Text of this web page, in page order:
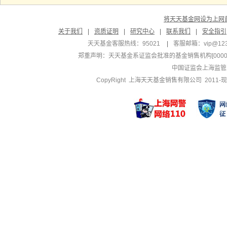
将天天基金网设为上网
关于我们
资质证明 研究中心 联系我们
安全指引
天天基金客服热线：95021
客服邮箱：
郑重声明： 天天基金系证监会批准的基金销售机构
中国证监会上海监
CopyRight 上海天天基金销售有限公司 2011-